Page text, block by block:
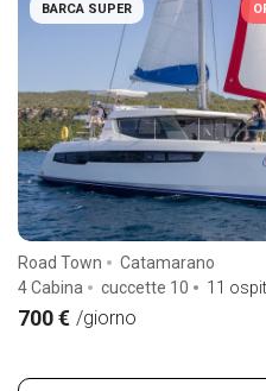
BARCA SUPER
Road Town
Catamarano
4 Cabina
cuccette 10 11
700 € /giorno